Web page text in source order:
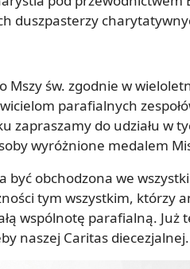
duszpasterzy
Mszy św. zgodnie w
parafialnych
zapraszamy do udziału w
wyróżnione medalem
być obchodzona we
tym wszystkim, którzy
wspólnotę parafialną. Już
naszej Caritas diecezjalnej.